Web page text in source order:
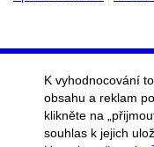
K vyhodnocování
obsahu a reklam
klikněte na
souhlas k jejich